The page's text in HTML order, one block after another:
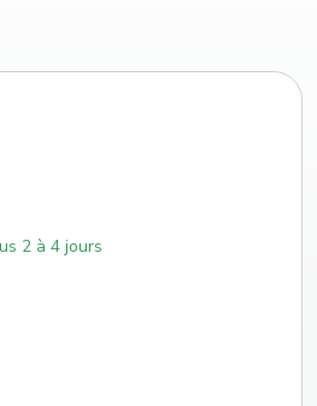
2 à 4 jours